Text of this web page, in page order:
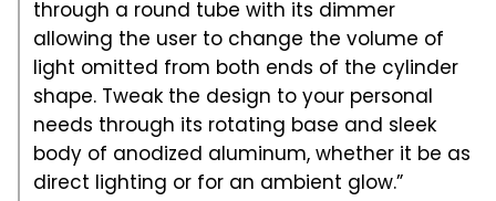
through a round tube with its dimmer
allowing the user to change the volume of
light omitted from both ends of the cylinder
shape. Tweak the design to your personal
needs through its rotating base and sleek
body of anodized aluminum, whether it be as
direct lighting or for an ambient glow.”